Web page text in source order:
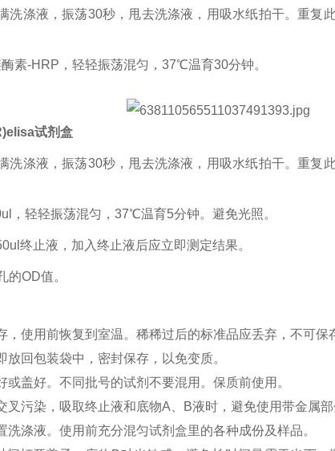
洗涤液，振荡30秒，甩去洗涤液，用吸水纸拍干。重复
素-HRP，轻轻振荡混匀，37℃温育30分钟。
试剂盒
洗涤液，振荡30秒，甩去洗涤液，用吸水纸拍干。重复
，轻轻振荡混匀，37℃温育5分钟。避免光照。
终止液，加入终止液后应立即测定结果。
的OD值。
，使用前恢复到室温。稀稀过后的标准品应丢弃，不可保
放回包装袋中，密封保存，以免变质。
或盖好。不同批号的试剂不要混用。保质前使用。
叉污染，吸取终止液和底物A、B液时，避免使用带金属部
洗涤液。使用前充分混匀试剂盒里的各种成份及样品。